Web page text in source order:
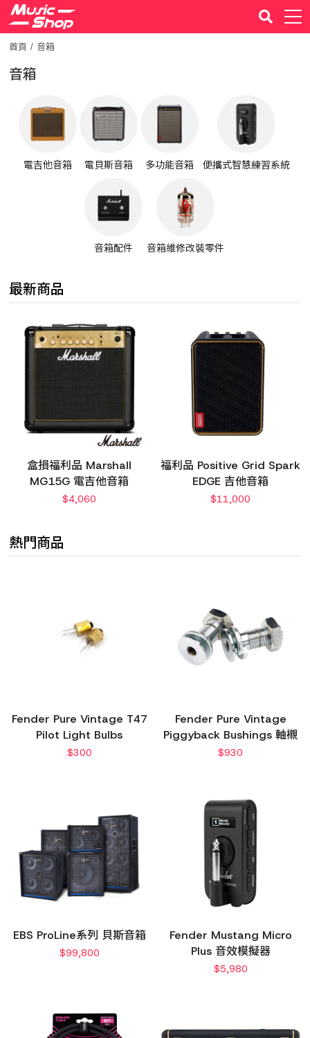
首頁 音箱
音箱
電吉他音箱 電貝斯音箱 多功能音箱 便攜式智慧練習系統
音箱配件 音箱維修改裝零件
最新商品
盒損福利品 Marshall
MG15G 電吉他音箱
$4,060
福利品 Positive Grid Spark
EDGE 吉他音箱
$11,000
熱門商品
Fender Pure Vintage T47
Pilot Light Bulbs
$300
Fender Pure Vintage
Piggyback Bushings 軸襯
$930
EBS ProLine系列 貝斯音箱
$99,800
Fender Mustang Micro
Plus 音效模擬器
$5,980